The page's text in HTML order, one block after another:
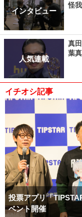
インタビュー
怪
人気連載
真
葉
イチオシ記事
投票アプリ「
ベント開催